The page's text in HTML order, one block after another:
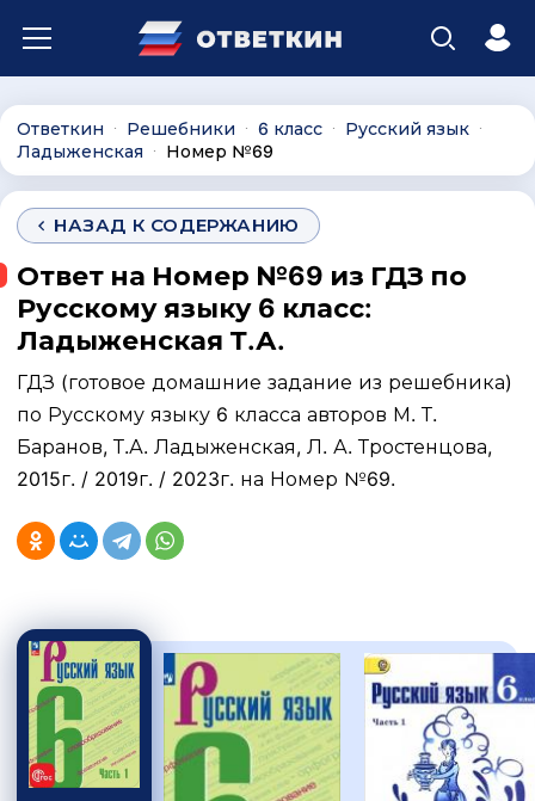
Ответкин ∙ Решебники ∙ 6 класс ∙ Русский язык ∙
Ладыженская ∙ Номер №69
НАЗАД К СОДЕРЖАНИЮ
Ответ на Номер №69 из ГДЗ по
Русскому языку 6 класс:
Ладыженская Т.А.
ГДЗ (готовое домашние задание из решебника)
по Русскому языку 6 класса авторов М. Т.
Баранов, Т.А. Ладыженская, Л. А. Тростенцова,
2015г. / 2019г. / 2023г. на Номер №69.